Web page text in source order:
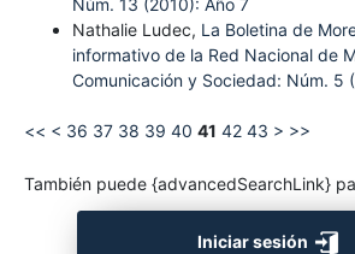
Núm. 13 (2010): Año 7
Nathalie Ludec, La Boletina de
informativo de la Red Nacional de
Comunicación y Sociedad: Núm. 5
<< < 36 37 38 39 40 41 42 43 > >>
También puede {advancedSearchLink}
Iniciar sesión